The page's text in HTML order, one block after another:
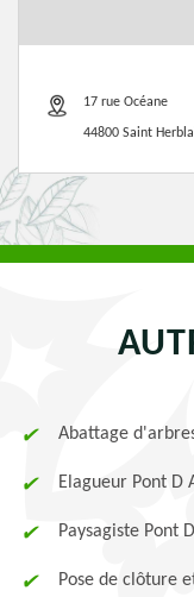
17 rue Océane
44800 Saint
Abattage
Elagueur Pont D
Paysagiste Pont
Pose de clôture